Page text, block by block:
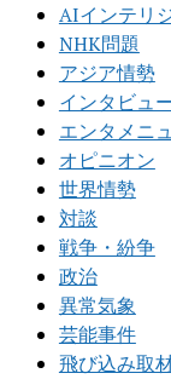
AIインテリ
NHK問題
アジア情勢
インタビュ
エンタメニ
オピニオン
世界情勢
対談
戦争・紛争
政治
異常気象
芸能事件
飛び込み取